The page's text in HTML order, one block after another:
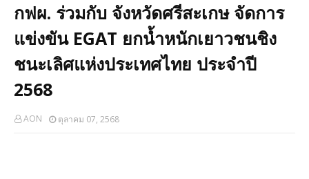
กฟผ. ร่วมกับ จังหวัดศรีสะเกษ จัดการ
แข่งขัน EGAT ยกน้ำหนักเยาวชนชิง
ชนะเลิศแห่งประเทศไทย ประจำปี
2568
AON ตุลาคม 07, 2568